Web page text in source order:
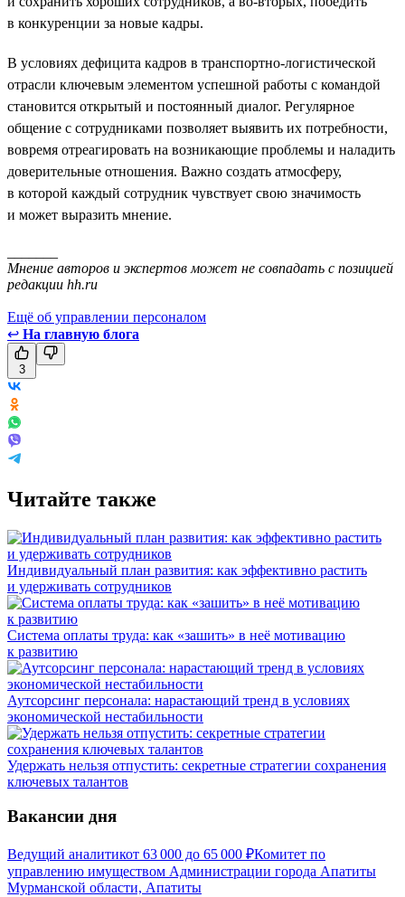
в конкуренции за новые кадры.
В условиях дефицита кадров в транспортно-логистической
отрасли ключевым элементом успешной работы с командой
становится открытый и постоянный диалог. Регулярное
общение с сотрудниками позволяет выявить их потребности,
вовремя отреагировать на возникающие проблемы и наладить
доверительные отношения. Важно создать атмосферу,
в которой каждый сотрудник чувствует свою значимость
и может выразить мнение.
Мнение авторов и экспертов может не совпадать с позицией
редакции hh.ru
Ещё об управлении персоналом
↩ На главную блога
3
Читайте также
Индивидуальный план развития: как эффективно растить
и удерживать сотрудников
Система оплаты труда: как «зашить» в неё мотивацию
к развитию
Аутсорсинг персонала: нарастающий тренд в условиях
экономической нестабильности
Удержать нельзя отпустить: секретные стратегии сохранения
ключевых талантов
Вакансии дня
Ведущий аналитикот 63 000 до 65 000 ₽Комитет по
управлению имуществом Администрации города Апатиты
Мурманской области, Апатиты